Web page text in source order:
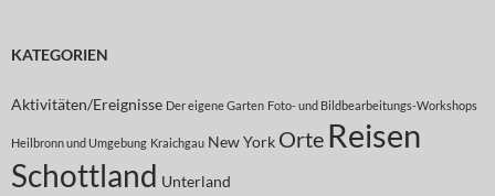
KATEGORIEN
Aktivitäten/Ereignisse Der eigene Garten Foto- und Bildbearbeitungs-Workshops
Heilbronn und Umgebung Kraichgau New York Orte Reisen
Schottland Unterland